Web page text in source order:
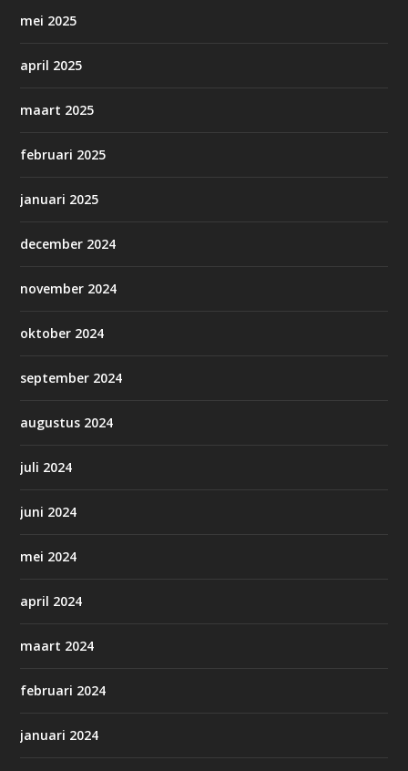
mei 2025
april 2025
maart 2025
februari 2025
januari 2025
december 2024
november 2024
oktober 2024
september 2024
augustus 2024
juli 2024
juni 2024
mei 2024
april 2024
maart 2024
februari 2024
januari 2024